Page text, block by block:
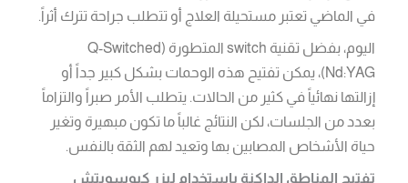
في الماضي تعتبر مستحيلة العلاج أو تتطلب جراحة تترك أثراً.
اليوم، بفضل تقنية switch المتطورة (Q-Switched
Nd:YAG)، يمكن تفتيح هذه الوحمات بشكل كبير جداً أو
إزالتها نهائياً في كثير من الحالات. يتطلب الأمر صبراً والتزاماً
بعدد من الجلسات، لكن النتائج غالباً ما تكون مبهيرة وتغير
حياة الأشخاص المصابين بها وتعيد لهم الثقة بالنفس.
تفتيح المناطق الداكنة باستخدام ليزر كيوسويتش